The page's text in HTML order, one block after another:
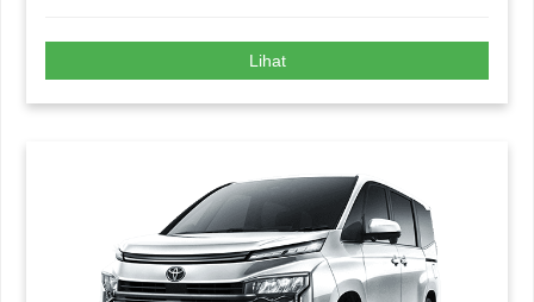
Lihat